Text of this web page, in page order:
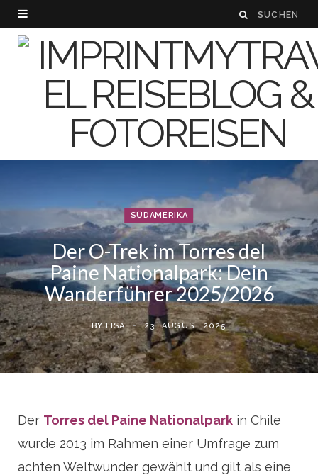
SÜDAMERIKA
Der O-Trek im Torres del
Paine Nationalpark: Dein
Wanderführer 2025/2026
BY LISA 23. AUGUST 2025
Der Torres del Paine Nationalpark in Chile
wurde 2013 im Rahmen einer Umfrage zum
achten Weltwunder gewählt und gilt als eine